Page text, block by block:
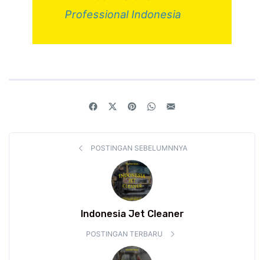
Professional Indonesia
POSTINGAN SEBELUMNNYA
Indonesia Jet Cleaner
POSTINGAN TERBARU